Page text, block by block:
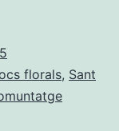
florals, Sant